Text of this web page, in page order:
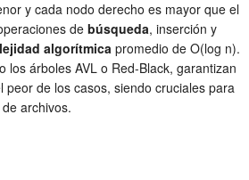
y cada nodo derecho es mayor que el
de búsqueda, inserción y
algorítmicapromedio de O(log n).
los árboles AVL o Red-Black, garantizan
peor de los casos, siendo cruciales para
archivos.